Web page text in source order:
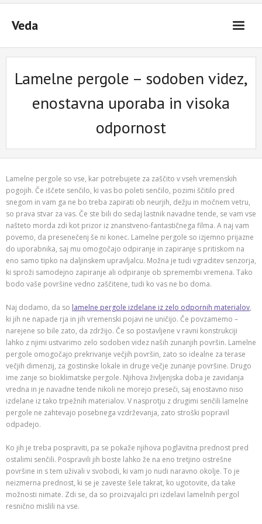
Skip
contentVeda
Lamelne pergole – sodoben videz,
enostavna uporaba in visoka
odpornost
Lamelne pergole so vse, kar potrebujete za zaščito v vseh vremenskih
pogojih. Če iščete senčilo, ki vas bo poleti senčilo, pozimi ščitilo pred
snegom in vam ga ne bo treba zapirati ob neurjih, dežju in močnem vetru,
so prava stvar za vas. Če ste bili do sedaj lastnik navadne tende, se vam vse
našteto morda zdi kot prizor iz znanstveno-fantastičnega filma. A naj vam
povemo, da presenečenj še ni konec. Lamelne pergole so izjemno prijazne
do uporabnika, saj mu omogočajo odpiranje in zapiranje s pritiskom na
eno samo tipko na daljinskem upravljalcu. Možna je tudi vgraditev senzorja,
ki sproži samodejno zapiranje ali odpiranje ob spremembi vremena. Tako
bodo vaše površine vedno zaščitene, tudi ko vas ne bo doma.
Naj dodamo, da so lamelne pergole izdelane iz zelo odpornih materialov,
ki jih ne napade rja in jih vremenski pojavi ne uničijo. Če povzamemo –
narejene so bile zato, da zdržijo. Če so postavljene v ravni konstrukciji
lahko z njimi ustvarimo zelo sodoben videz naših zunanjih površin. Lamelne
pergole omogočajo prekrivanje večjih površin, zato so idealne za terase
večjih dimenzij, za gostinske lokale in druge večje zunanje površine. Drugo
ime zanje so bioklimatske pergole. Njihova življenjska doba je zavidanja
vredna in je navadne tende nikoli ne morejo preseči, saj enostavno niso
izdelane iz tako trpežnih materialov. V nasprotju z drugimi senčili lamelne
pergole ne zahtevajo posebnega vzdrževanja, zato stroški popravil
odpadejo.
Ko jih je treba pospraviti, pa se pokaže njihova poglavitna prednost pred
ostalimi senčili. Pospravili jih boste lahko že na eno tretjino ostrešne
površine in s tem uživali v svobodi, ki vam jo nudi naravno okolje. To je
neizmerna prednost, ki se je zaveste šele takrat, ko ugotovite, da take
možnosti nimate. Zdi se, da so proizvajalci pri izdelavi lamelnih pergol
resnično mislili na vse.